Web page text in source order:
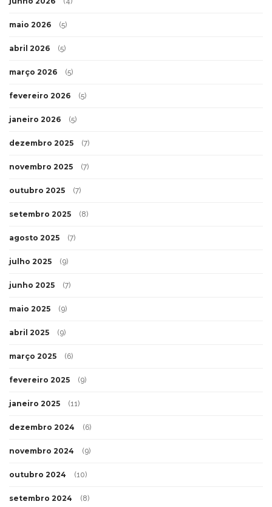
maio 2026 (5)
abril 2026 (5)
março 2026 (5)
fevereiro 2026 (5)
janeiro 2026 (5)
dezembro 2025 (7)
novembro 2025 (7)
outubro 2025 (7)
setembro 2025 (8)
agosto 2025 (7)
julho 2025 (9)
junho 2025 (7)
maio 2025 (9)
abril 2025 (9)
março 2025 (6)
fevereiro 2025 (9)
janeiro 2025 (11)
dezembro 2024 (6)
novembro 2024 (9)
outubro 2024 (10)
setembro 2024 (8)